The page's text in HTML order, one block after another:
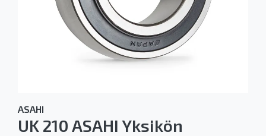
ASAHI
UK 210 ASAHI Yksikön